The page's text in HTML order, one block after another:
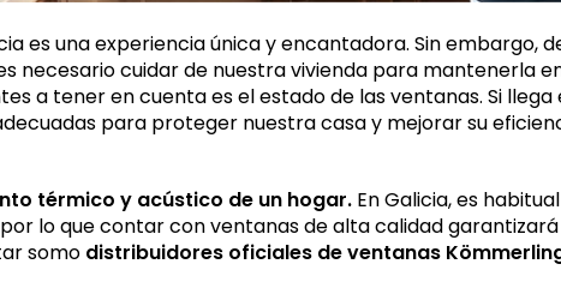
es una experiencia única y encantadora. Sin embargo,
necesario cuidar de nuestra vivienda para mantenerla
a tener en cuenta es el estado de las ventanas. Si llega
para proteger nuestra casa y mejorar su
térmico y acústico de un hogar. En Galicia, es habitual
lo que contar con ventanas de alta calidad
somo distribuidores oficiales de ventanas